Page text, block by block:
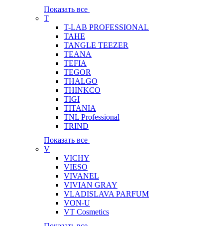
Показать все
T
T-LAB PROFESSIONAL
TAHE
TANGLE TEEZER
TEANA
TEFIA
TEGOR
THALGO
THINKCO
TIGI
TITANIA
TNL Professional
TRIND
Показать все
V
VICHY
VIESO
VIVANEL
VIVIAN GRAY
VLADISLAVA PARFUM
VON-U
VT Cosmetics